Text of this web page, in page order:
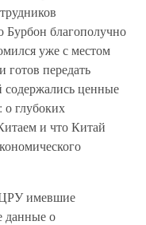
Бурбон благополучно
уже с местом
готов передать
ценные
о глубоких
и что Китай
ЦРУ имевшие
данные о